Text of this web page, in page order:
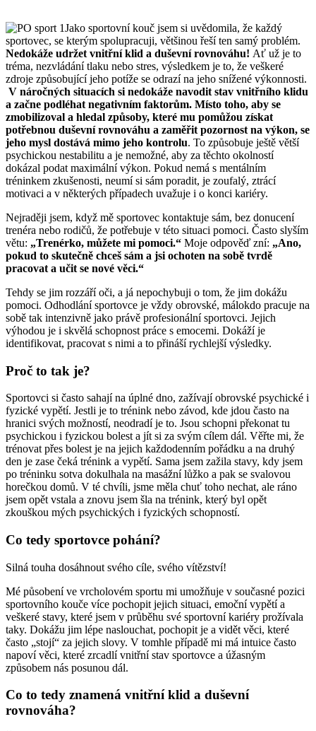
Jako sportovní kouč jsem si uvědomila, že každý
sportovec, se kterým spolupracuji, většinou řeší ten samý problém.
Nedokáže udržet vnitřní klid a duševní rovnováhu! Ať už je to
tréma, nezvládání tlaku nebo stres, výsledkem je to, že veškeré
zdroje způsobující jeho potíže se odrazí na jeho snížené výkonnosti.
V náročných situacích si nedokáže navodit stav vnitřního klidu
a začne podléhat negativním faktorům. Místo toho, aby se
zmobilizoval a hledal způsoby, které mu pomůžou získat
potřebnou duševní rovnováhu a zaměřit pozornost na výkon, se
jeho mysl dostává mimo jeho kontrolu. To způsobuje ještě větší
psychickou nestabilitu a je nemožné, aby za těchto okolností
dokázal podat maximální výkon. Pokud nemá s mentálním
tréninkem zkušenosti, neumí si sám poradit, je zoufalý, ztrácí
motivaci a v některých případech uvažuje i o konci kariéry.
Nejraději jsem, když mě sportovec kontaktuje sám, bez donucení
trenéra nebo rodičů, že potřebuje v této situaci pomoci. Často slyším
větu: „Trenérko, můžete mi pomoci.“ Moje odpověď zní: „Ano,
pokud to skutečně chceš sám a jsi ochoten na sobě tvrdě
pracovat a učit se nové věci.“
Tehdy se jim rozzáří oči, a já nepochybuji o tom, že jim dokážu
pomoci. Odhodlání sportovce je vždy obrovské, málokdo pracuje na
sobě tak intenzivně jako právě profesionální sportovci. Jejich
výhodou je i skvělá schopnost práce s emocemi. Dokáží je
identifikovat, pracovat s nimi a to přináší rychlejší výsledky.
Proč to tak je?
Sportovci si často sahají na úplné dno, zažívají obrovské psychické i
fyzické vypětí. Jestli je to trénink nebo závod, kde jdou často na
hranici svých možností, neodradí je to. Jsou schopni překonat tu
psychickou i fyzickou bolest a jít si za svým cílem dál. Věřte mi, že
trénovat přes bolest je na jejich každodenním pořádku a na druhý
den je zase čeká trénink a vypětí. Sama jsem zažila stavy, kdy jsem
po tréninku sotva dokulhala na masážní lůžko a pak se svalovou
horečkou domů. V té chvíli, jsme měla chuť toho nechat, ale ráno
jsem opět vstala a znovu jsem šla na trénink, který byl opět
zkouškou mých psychických i fyzických schopností.
Co tedy sportovce pohání?
Silná touha dosáhnout svého cíle, svého vítězství!
Mé působení ve vrcholovém sportu mi umožňuje v současné pozici
sportovního kouče více pochopit jejich situaci, emoční vypětí a
veškeré stavy, které jsem v průběhu své sportovní kariéry prožívala
taky. Dokážu jim lépe naslouchat, pochopit je a vidět věci, které
často „stojí“ za jejich slovy. V tomhle případě mi má intuice často
napoví věci, které zrcadlí vnitřní stav sportovce a úžasným
způsobem nás posunou dál.
Co to tedy znamená vnitřní klid a duševní
rovnováha?